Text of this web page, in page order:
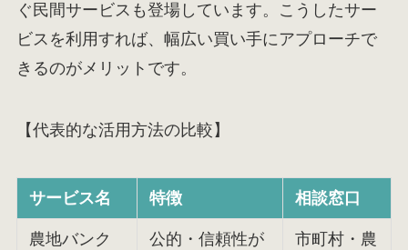
ぐ民間サービスも登場しています。こうしたサー
ビスを利用すれば、幅広い買い手にアプローチで
きるのがメリットです。
【代表的な活用方法の比較】
サービス名 特徴 相談窓口
農地バンク
公的・信頼性が
市町村・農